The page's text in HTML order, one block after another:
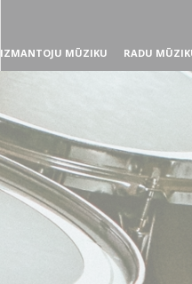
IZMANTOJU MŪZIKU RADU